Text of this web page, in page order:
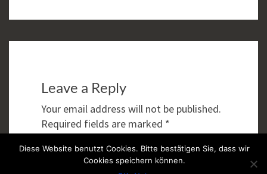
Leave a Reply
Your email address will not be published.
Required fields are marked *
Comment*
Diese Website benutzt Cookies. Bitte bestätigen Sie, dass wir
Cookies speichern können.